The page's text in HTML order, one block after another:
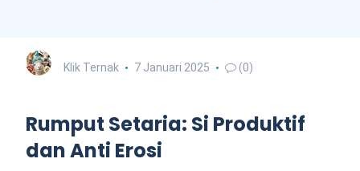
Klik Ternak 7 Januari 2025 (0)
Rumput Setaria: Si Produktif
dan Anti Erosi